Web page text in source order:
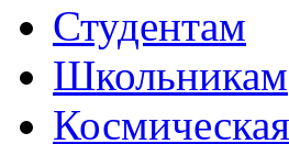
Студентам
Школьникам